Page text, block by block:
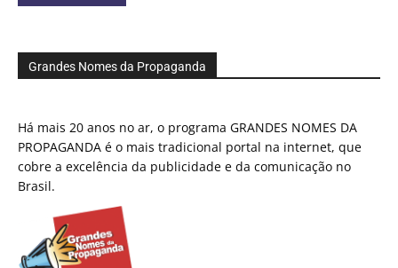
Grandes Nomes da Propaganda
Há mais 20 anos no ar, o programa GRANDES NOMES DA
PROPAGANDA é o mais tradicional portal na internet, que
cobre a excelência da publicidade e da comunicação no
Brasil.